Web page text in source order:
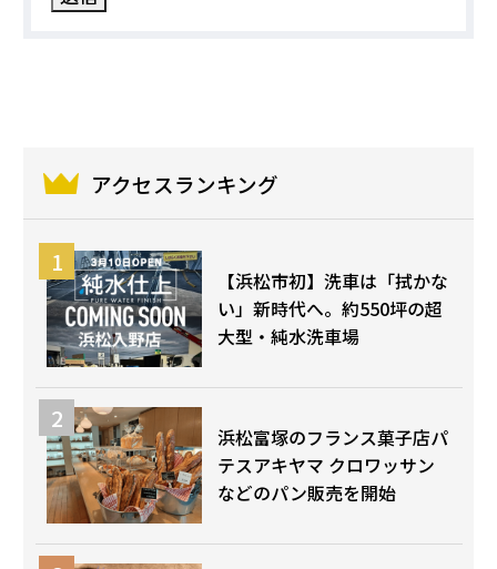
アクセスランキング
【浜松市初】洗車は「拭かな
い」新時代へ。約550坪の超
大型・純水洗車場
浜松富塚のフランス菓子店パ
テスアキヤマ クロワッサン
などのパン販売を開始